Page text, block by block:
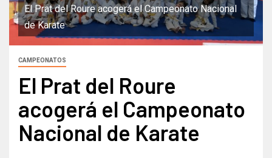
El Prat del Roure acogerá el Campeonato Nacional
de Karate
CAMPEONATOS
El Prat del Roure
acogerá el Campeonato
Nacional de Karate